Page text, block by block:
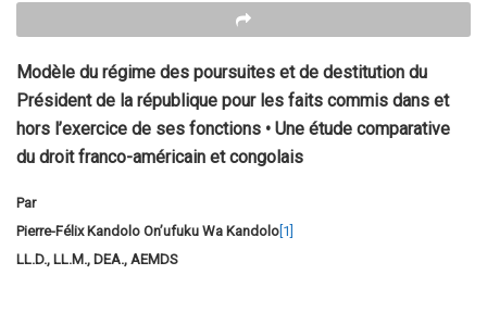
Modèle du régime des poursuites et de destitution du
Président de la république pour les faits commis dans et
hors l’exercice de ses fonctions • Une étude comparative
du droit franco-américain et congolais
Par
Pierre-Félix Kandolo On’ufuku Wa Kandolo [1]
LL.D., LL.M., DEA., AEMDS